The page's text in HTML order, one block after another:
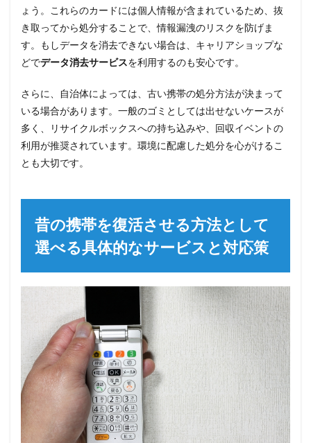
ょう。これらのカードには個人情報が含まれているため、抜
き取ってから処分することで、情報漏洩のリスクを防げま
す。もしデータを消去できない場合は、キャリアショップな
どでデータ消去サービスを利用するのも安心です。
さらに、自治体によっては、古い携帯の処分方法が決まって
いる場合があります。一般のゴミとしては出せないケースが
多く、リサイクルボックスへの持ち込みや、回収イベントの
利用が推奨されています。環境に配慮した処分を心がけるこ
とも大切です。
昔の携帯を復活させる方法として
選べる具体的なサービスと対応策